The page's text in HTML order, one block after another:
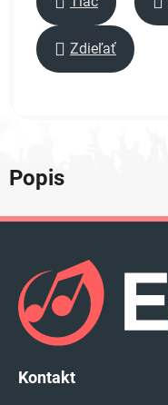
Zdieľať
Popis
Kontakt